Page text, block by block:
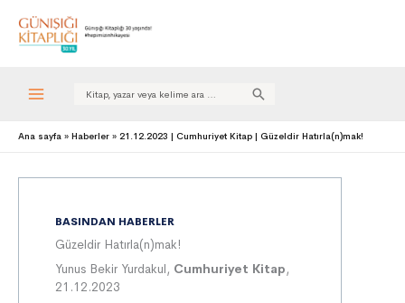
Search
Ana sayfa Haberler 21.12.2023 | Cumhuriyet Kitap | Güzeldir Hatırla(n)mak!
BASINDAN HABERLER
Güzeldir Hatırla(n)mak!
Yunus Bekir Yurdakul, Cumhuriyet Kitap,
21.12.2023